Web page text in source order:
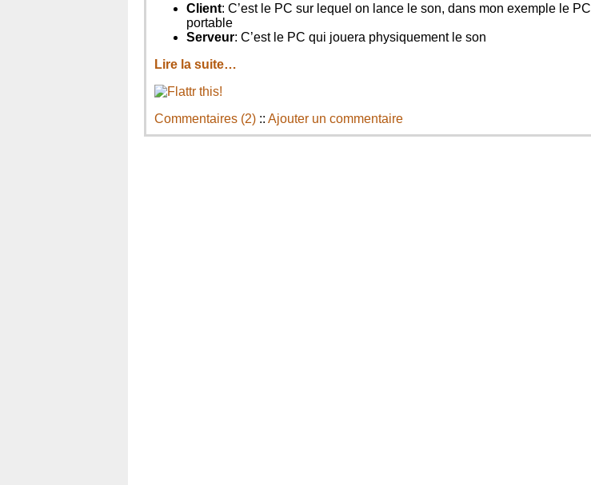
Client: C’est le PC sur lequel on lance le son, dans mon exemple le PC
portable
Serveur: C’est le PC qui jouera physiquement le son
Lire la suite…
Commentaires (2) :: Ajouter un commentaire